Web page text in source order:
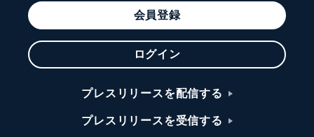
会員登録
ログイン
プレスリリースを配信する
プレスリリースを受信する